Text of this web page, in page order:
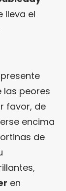
lleva el
las peores
favor, de
encima
de
en